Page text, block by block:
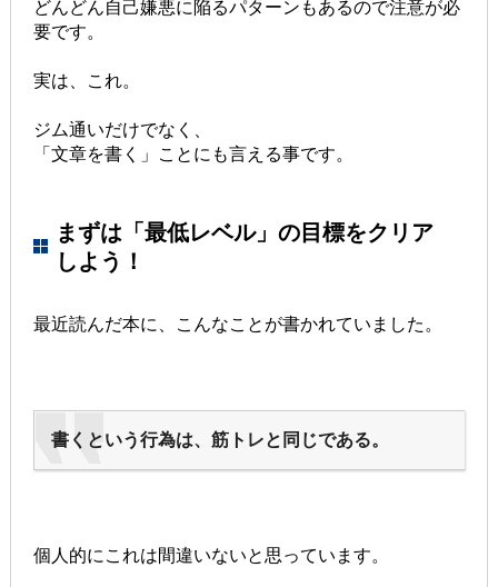
どんどん自己嫌悪に陥るパターンもあるので注意が必
要です。
実は、これ。
ジム通いだけでなく、
「文章を書く」ことにも言える事です。
まずは「最低レベル」の目標をクリア
しよう！
最近読んだ本に、こんなことが書かれていました。
書くという行為は、筋トレと同じである。
個人的にこれは間違いないと思っています。